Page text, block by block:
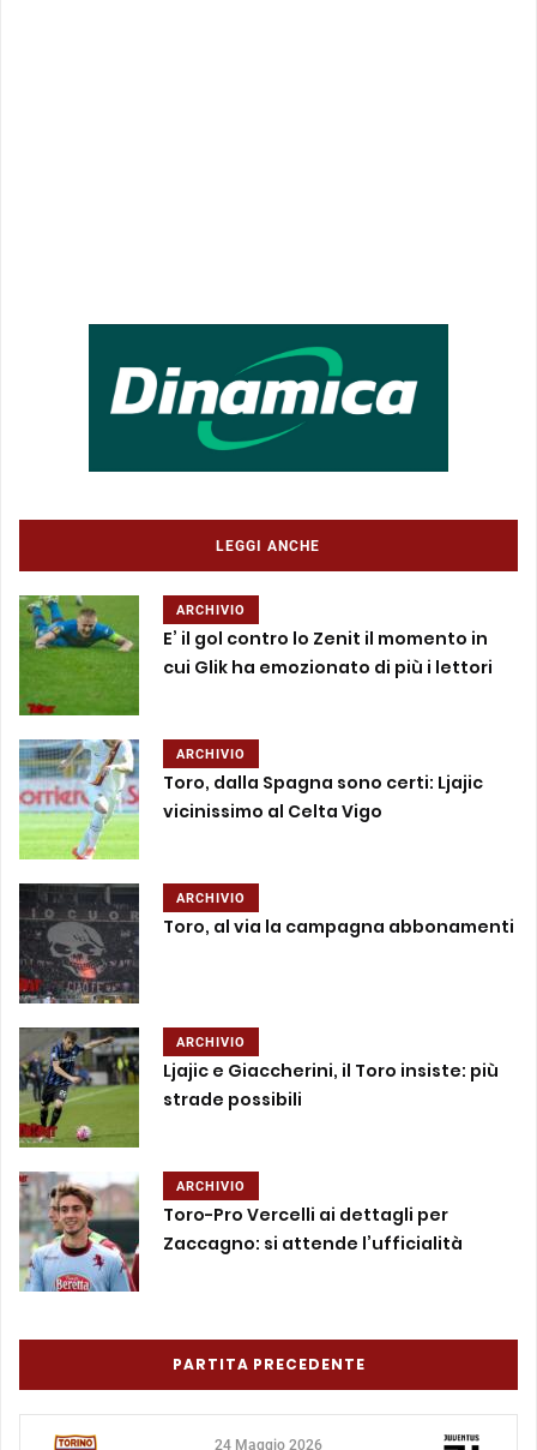
LEGGI ANCHE
ARCHIVIO
E’ il gol contro lo Zenit il momento in
cui Glik ha emozionato di più i lettori
ARCHIVIO
Toro, dalla Spagna sono certi: Ljajic
vicinissimo al Celta Vigo
ARCHIVIO
Toro, al via la campagna abbonamenti
ARCHIVIO
Ljajic e Giaccherini, il Toro insiste: più
strade possibili
ARCHIVIO
Toro-Pro Vercelli ai dettagli per
Zaccagno: si attende l’ufficialità
PARTITA PRECEDENTE
24 Maggio 2026